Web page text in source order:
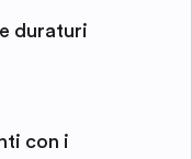
duraturi
con i